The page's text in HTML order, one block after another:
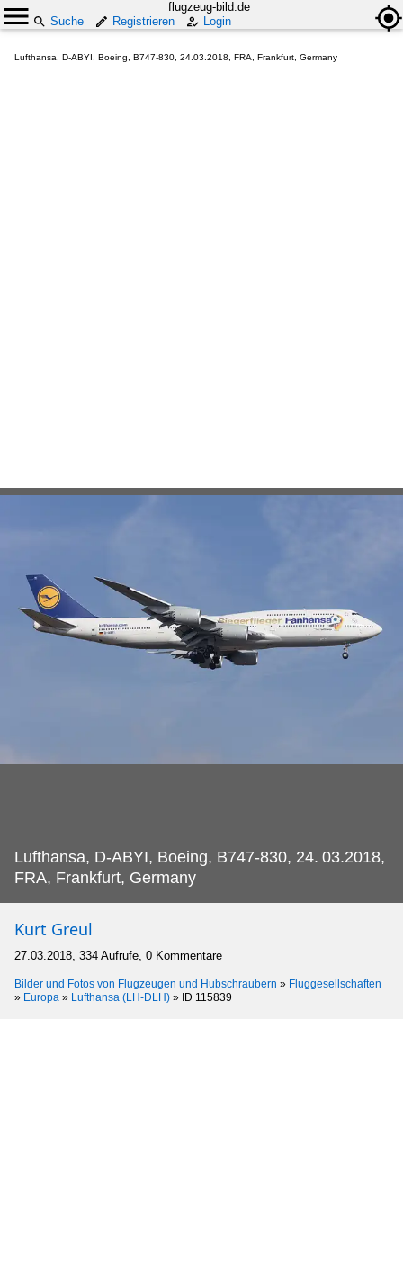
flugzeug-bild.de
Suche
Registrieren Login
Lufthansa, D-ABYI, Boeing, B747-830, 24.03.2018, FRA, Frankfurt, Germany
Lufthansa, D-ABYI, Boeing, B747-830, 24. 03.2018,
FRA, Frankfurt, Germany
Kurt Greul
27.03.2018, 334 Aufrufe, 0 Kommentare
Bilder und Fotos von Flugzeugen und Hubschraubern » Fluggesellschaften
» Europa » Lufthansa (LH-DLH) » ID 115839